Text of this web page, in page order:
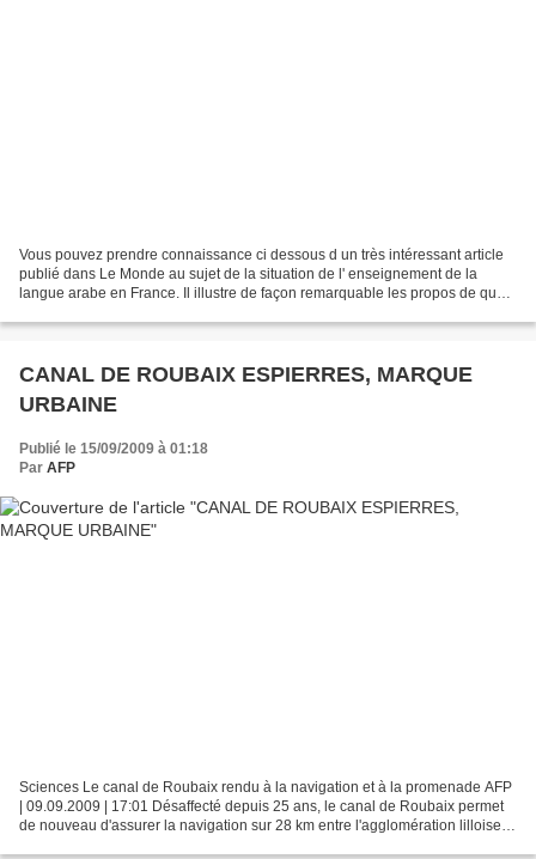
Vous pouvez prendre connaissance ci dessous d un très intéressant article
publié dans Le Monde au sujet de la situation de l' enseignement de la
langue arabe en France. Il illustre de façon remarquable les propos de que
CANAL DE ROUBAIX ESPIERRES, MARQUE
URBAINE
Publié le 15/09/2009 à 01:18
Par AFP
Sciences Le canal de Roubaix rendu à la navigation et à la promenade AFP
| 09.09.2009 | 17:01 Désaffecté depuis 25 ans, le canal de Roubaix permet
de nouveau d'assurer la navigation sur 28 km entre l'agglomération lilloise et